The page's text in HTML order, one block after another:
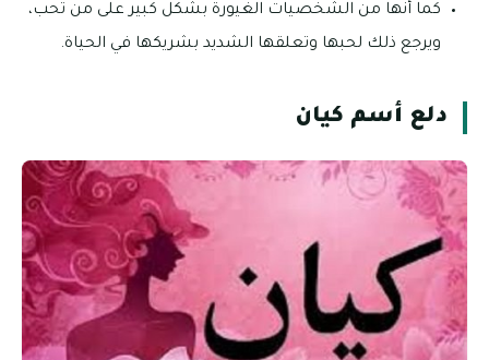
كما أنها من الشخصيات الغيورة بشكل كبير على من تحب،
ويرجع ذلك لحبها وتعلقها الشديد بشريكها في الحياة.
دلع أسم كيان